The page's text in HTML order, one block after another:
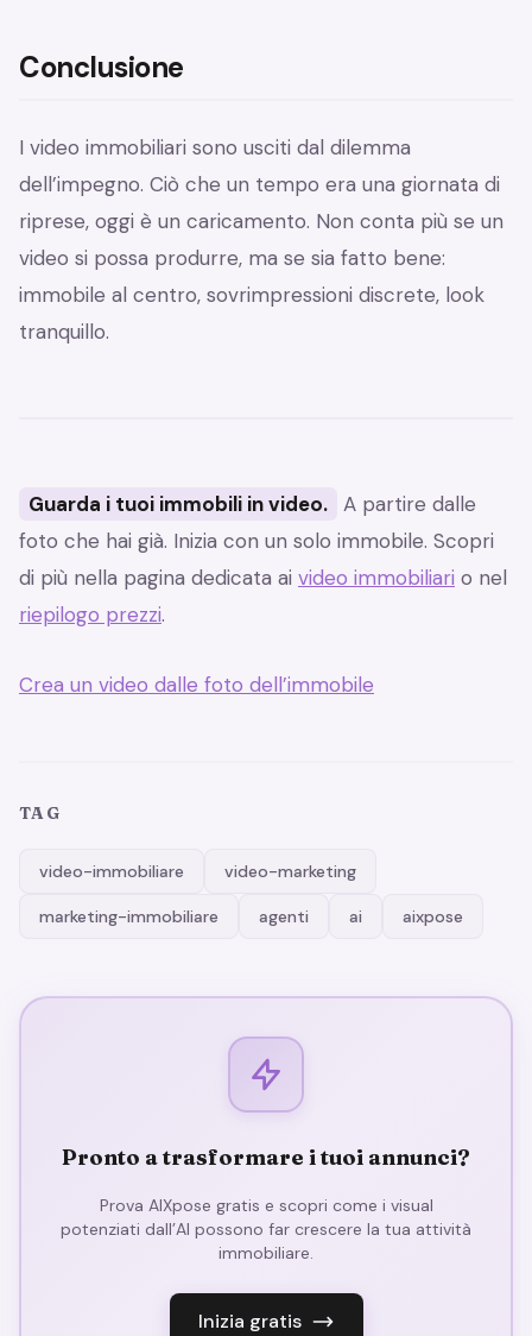
Conclusione
I video immobiliari sono usciti dal dilemma
dell’impegno. Ciò che un tempo era una giornata di
riprese, oggi è un caricamento. Non conta più se un
video si possa produrre, ma se sia fatto bene:
immobile al centro, sovrimpressioni discrete, look
tranquillo.
Guarda i tuoi immobili in video. A partire dalle
foto che hai già. Inizia con un solo immobile. Scopri
di più nella pagina dedicata ai video immobiliari o nel
riepilogo prezzi.
Crea un video dalle foto dell’immobile
TAG
video-immobiliare video-marketing
marketing-immobiliare agenti ai aixpose
Pronto a trasformare i tuoi annunci?
Prova AIXpose gratis e scopri come i visual
potenziati dall’AI possono far crescere la tua attività
immobiliare.
Inizia gratis